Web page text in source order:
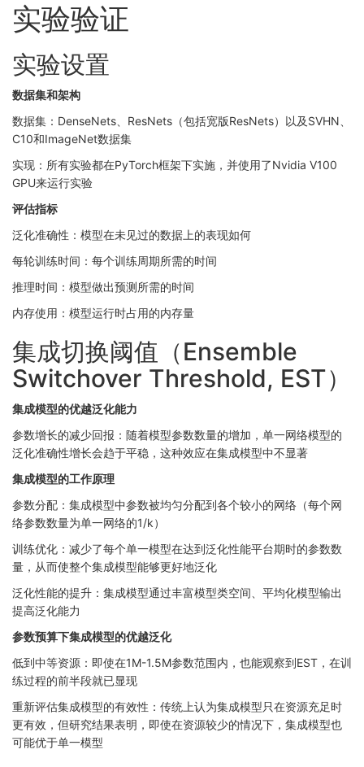
实验验证
实验设置
数据集和架构
数据集：DenseNets、ResNets（包括宽版ResNets）以及SVHN、
C10和ImageNet数据集
实现：所有实验都在PyTorch框架下实施，并使用了Nvidia V100
GPU来运行实验
评估指标
泛化准确性：模型在未见过的数据上的表现如何
每轮训练时间：每个训练周期所需的时间
推理时间：模型做出预测所需的时间
内存使用：模型运行时占用的内存量
集成切换阈值（Ensemble
Switchover Threshold, EST）
集成模型的优越泛化能力
参数增长的减少回报：随着模型参数数量的增加，单一网络模型的
泛化准确性增长会趋于平稳，这种效应在集成模型中不显著
集成模型的工作原理
参数分配：集成模型中参数被均匀分配到各个较小的网络（每个网
络参数数量为单一网络的1/k）
训练优化：减少了每个单一模型在达到泛化性能平台期时的参数数
量，从而使整个集成模型能够更好地泛化
泛化性能的提升：集成模型通过丰富模型类空间、平均化模型输出
提高泛化能力
参数预算下集成模型的优越泛化
低到中等资源：即使在1M-1.5M参数范围内，也能观察到EST，在训
练过程的前半段就已显现
重新评估集成模型的有效性：传统上认为集成模型只在资源充足时
更有效，但研究结果表明，即使在资源较少的情况下，集成模型也
可能优于单一模型